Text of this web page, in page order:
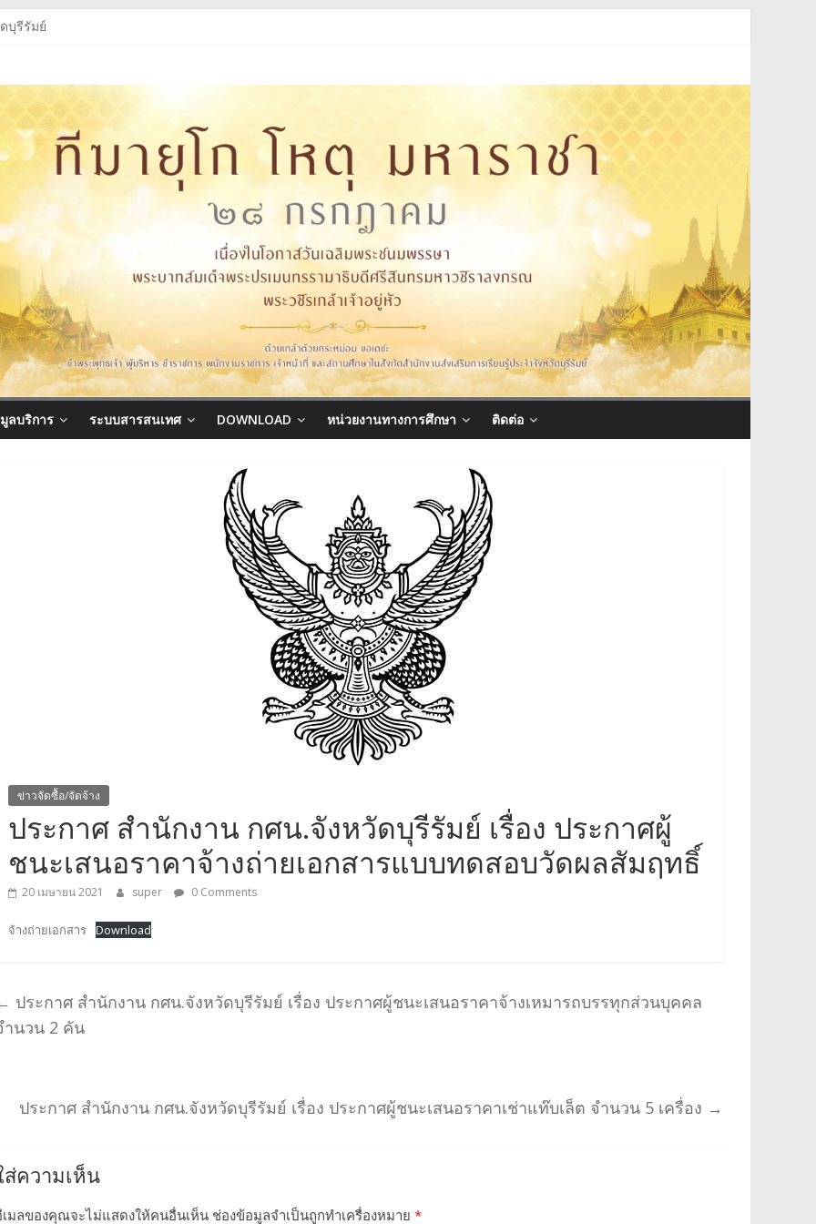
บุรีรัมย์
สือเรียนฯ
บุรีรัมย์
ลบริการ ระบบสารสนเทศ DOWNLOAD หน่วยงานทางการศึกษา ติดต่อ
ข่าวจัดซื้อ/จัดจ้าง
ประกาศ สำนักงาน กศน.จังหวัดบุรีรัมย์ เรื่อง ประกาศผู้
ชนะเสนอราคาจ้างถ่ายเอกสารแบบทดสอบวัดผลสัมฤทธิ์
20 เมษายน 2021 super 0 Comments
จ้างถ่ายเอกสาร Download
ประกาศ สำนักงาน กศน.จังหวัดบุรีรัมย์ เรื่อง ประกาศผู้ชนะเสนอราคาจ้างเหมารถบรรทุกส่วนบุคคล
ำนวน 2 คัน
ประกาศ สำนักงาน กศน.จังหวัดบุรีรัมย์ เรื่อง ประกาศผู้ชนะเสนอราคาเช่าแท๊บเล็ต จำนวน 5 เครื่อง →
ส่ความเห็น
มลของคุณจะไม่แสดงให้คนอื่นเห็น ช่องข้อมูลจำเป็นถูกทำเครื่องหมาย *